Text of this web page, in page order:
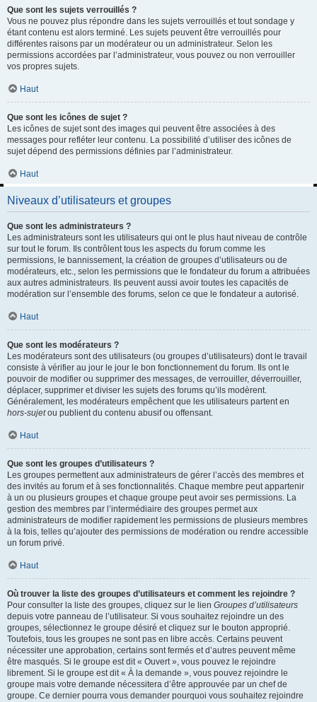
Que sont les sujets verrouillés ?
Vous ne pouvez plus répondre dans les sujets verrouillés et tout sondage y
étant contenu est alors terminé. Les sujets peuvent être verrouillés pour
différentes raisons par un modérateur ou un administrateur. Selon les
permissions accordées par l’administrateur, vous pouvez ou non verrouiller
vos propres sujets.
Haut
Que sont les icônes de sujet ?
Les icônes de sujet sont des images qui peuvent être associées à des
messages pour refléter leur contenu. La possibilité d’utiliser des icônes de
sujet dépend des permissions définies par l’administrateur.
Haut
Niveaux d’utilisateurs et groupes
Que sont les administrateurs ?
Les administrateurs sont les utilisateurs qui ont le plus haut niveau de contrôle
sur tout le forum. Ils contrôlent tous les aspects du forum comme les
permissions, le bannissement, la création de groupes d’utilisateurs ou de
modérateurs, etc., selon les permissions que le fondateur du forum a attribuées
aux autres administrateurs. Ils peuvent aussi avoir toutes les capacités de
modération sur l’ensemble des forums, selon ce que le fondateur a autorisé.
Haut
Que sont les modérateurs ?
Les modérateurs sont des utilisateurs (ou groupes d’utilisateurs) dont le travail
consiste à vérifier au jour le jour le bon fonctionnement du forum. Ils ont le
pouvoir de modifier ou supprimer des messages, de verrouiller, déverrouiller,
déplacer, supprimer et diviser les sujets des forums qu’ils modèrent.
Généralement, les modérateurs empêchent que les utilisateurs partent en
hors-sujetou publient du contenu abusif ou offensant.
Haut
Que sont les groupes d’utilisateurs ?
Les groupes permettent aux administrateurs de gérer l’accès des membres et
des invités au forum et à ses fonctionnalités. Chaque membre peut appartenir
à un ou plusieurs groupes et chaque groupe peut avoir ses permissions. La
gestion des membres par l’intermédiaire des groupes permet aux
administrateurs de modifier rapidement les permissions de plusieurs membres
à la fois, telles qu’ajouter des permissions de modération ou rendre accessible
un forum privé.
Haut
Où trouver la liste des groupes d’utilisateurs et comment les rejoindre ?
Pour consulter la liste des groupes, cliquez sur le lien Groupes d’utilisateurs
depuis votre panneau de l’utilisateur. Si vous souhaitez rejoindre un des
groupes, sélectionnez le groupe désiré et cliquez sur le bouton approprié.
Toutefois, tous les groupes ne sont pas en libre accès. Certains peuvent
nécessiter une approbation, certains sont fermés et d’autres peuvent même
être masqués. Si le groupe est dit « Ouvert », vous pouvez le rejoindre
librement. Si le groupe est dit « À la demande », vous pouvez rejoindre le
groupe mais votre demande nécessitera d’être approuvée par un chef de
groupe. Ce dernier pourra vous demander pourquoi vous souhaitez rejoindre